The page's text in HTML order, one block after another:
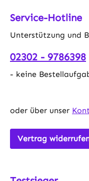
Service-Hotline
Unterstützung und
02302 - 9786398
- keine
oder über unser
Vertrag